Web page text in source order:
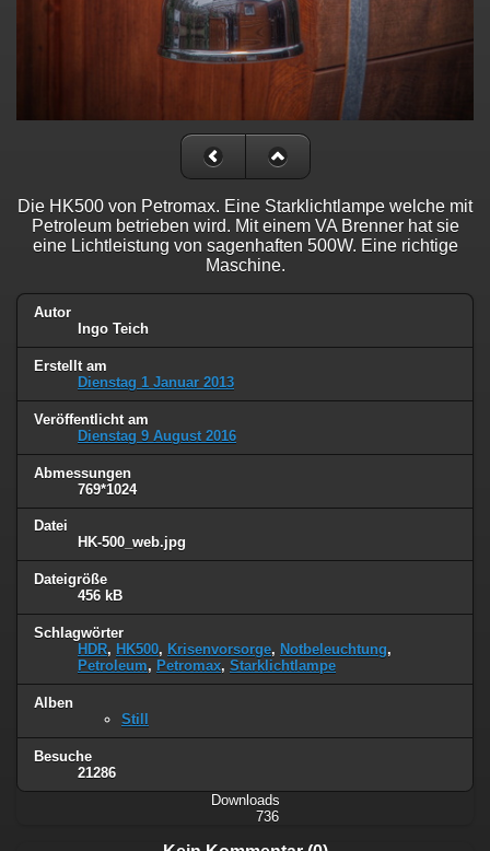
Die HK500 von Petromax. Eine Starklichtlampe welche mit
Petroleum betrieben wird. Mit einem VA Brenner hat sie
eine Lichtleistung von sagenhaften 500W. Eine richtige
Maschine.
Autor
Ingo Teich
Erstellt am
Dienstag 1 Januar 2013
Veröffentlicht am
Dienstag 9 August 2016
Abmessungen
769*1024
Datei
HK-500_web.jpg
Dateigröße
456 kB
Schlagwörter
HDR, HK500, Krisenvorsorge, Notbeleuchtung,
Petroleum, Petromax, Starklichtlampe
Alben
Still
Besuche
21286
Downloads
736